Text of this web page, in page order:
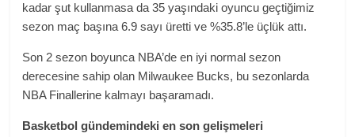
kadar şut kullanmasa da 35 yaşındaki oyuncu geçtiğimiz
sezon maç başına 6.9 sayı üretti ve %35.8’le üçlük attı.
Son 2 sezon boyunca NBA’de en iyi normal sezon
derecesine sahip olan Milwaukee Bucks, bu sezonlarda
NBA Finallerine kalmayı başaramadı.
Basketbol gündemindeki en son gelişmeleri